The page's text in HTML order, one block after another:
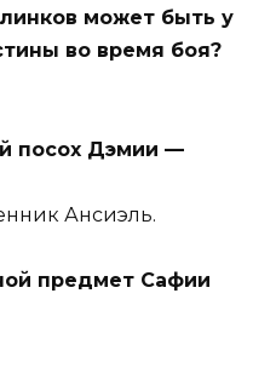
может быть у
во время боя?
посох Дэмии —
Ансиэль.
предмет Сафии